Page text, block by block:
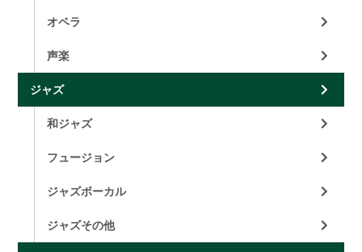
オペラ
声楽
ジャズ
和ジャズ
フュージョン
ジャズボーカル
ジャズその他